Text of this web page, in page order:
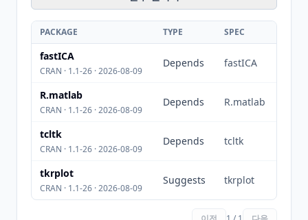
PACKAGE TYPE SPEC
fastICA
CRAN · 1.1-26 · 2026-08-09
Depends fastICA
R.matlab
CRAN · 1.1-26 · 2026-08-09
Depends R.matlab
tcltk
CRAN · 1.1-26 · 2026-08-09
Depends tcltk
tkrplot
CRAN · 1.1-26 · 2026-08-09
Suggests tkrplot